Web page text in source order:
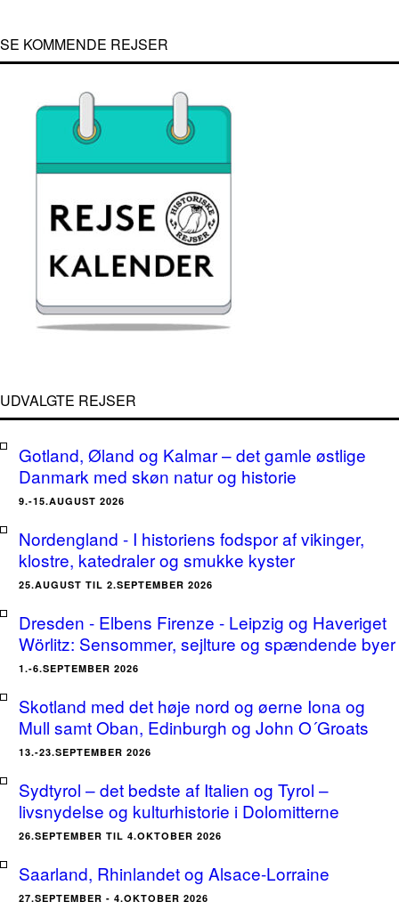
SE KOMMENDE REJSER
UDVALGTE REJSER
Gotland, Øland og Kalmar – det gamle østlige
Danmark med skøn natur og historie
9.-15.AUGUST 2026
Nordengland - I historiens fodspor af vikinger,
klostre, katedraler og smukke kyster
25.AUGUST TIL 2.SEPTEMBER 2026
Dresden - Elbens Firenze - Leipzig og Haveriget
Wörlitz: Sensommer, sejlture og spændende byer
1.-6.SEPTEMBER 2026
Skotland med det høje nord og øerne Iona og
Mull samt Oban, Edinburgh og John O´Groats
13.-23.SEPTEMBER 2026
Sydtyrol – det bedste af Italien og Tyrol –
livsnydelse og kulturhistorie i Dolomitterne
26.SEPTEMBER TIL 4.OKTOBER 2026
Saarland, Rhinlandet og Alsace-Lorraine
27.SEPTEMBER - 4.OKTOBER 2026